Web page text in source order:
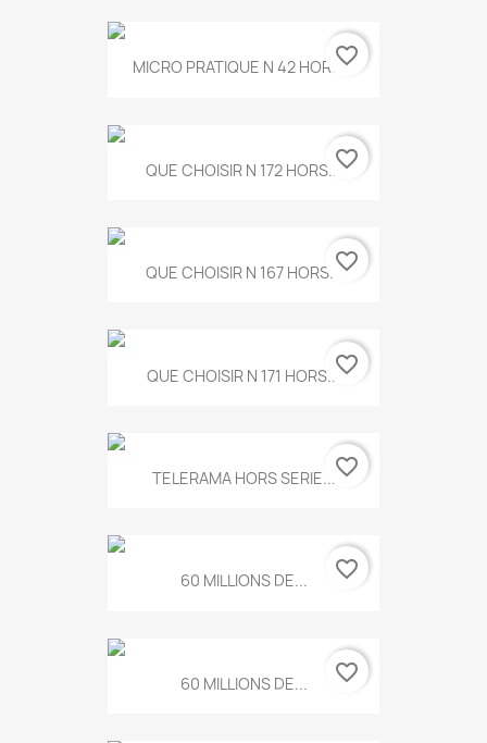
MICRO PRATIQUE N 42 HORS...
favorite_border
QUE CHOISIR N 172 HORS...favorite_border
QUE CHOISIR N 167 HORS...favorite_border
QUE CHOISIR N 171 HORS...favorite_border
TELERAMA HORS SERIE...favorite_border
60 MILLIONS DE... favorite_border
60 MILLIONS DE... favorite_border